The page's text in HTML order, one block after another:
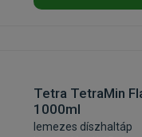
Tetra TetraMin
1000ml
lemezes díszhaltáp